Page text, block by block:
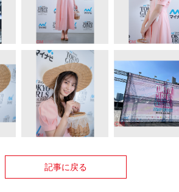
記事に戻る